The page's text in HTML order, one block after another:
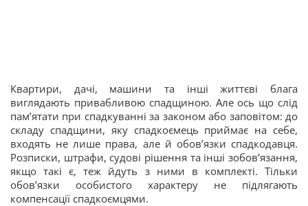
Квартири, дачі, машини та інші життєві блага
виглядають привабливою спадщиною. Але ось що слід
пам’ятати при спадкуванні за законом або заповітом: до
складу спадщини, яку спадкоємець приймає на себе,
входять не лише права, але й обов’язки спадкодавця.
Розписки, штрафи, судові рішення та інші зобов’язання,
якщо такі є, теж йдуть з ними в комплекті. Тільки
обов’язки особистого характеру не підлягають
компенсації спадкоємцями.